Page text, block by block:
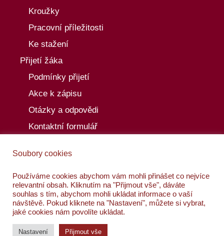
Kroužky
Pracovní příležitosti
Ke stažení
Přijetí žáka
Podmínky přijetí
Akce k zápisu
Otázky a odpovědi
Kontaktní formulář
Akce
Kalendář akcí
Kontakty
Soubory cookies
Používáme cookies abychom vám mohli přinášet co nejvíce
relevantní obsah. Kliknutím na "Přijmout vše", dáváte
souhlas s tím, abychom mohli ukládat informace o vaší
návštěvě. Pokud kliknete na "Nastavení", můžete si vybrat,
jaké cookies nám povolíte ukládat.
Nastavení Přijmout vše